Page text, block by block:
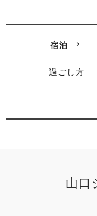
宿泊
過ごし方
山口